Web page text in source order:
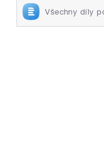
Všechny díly